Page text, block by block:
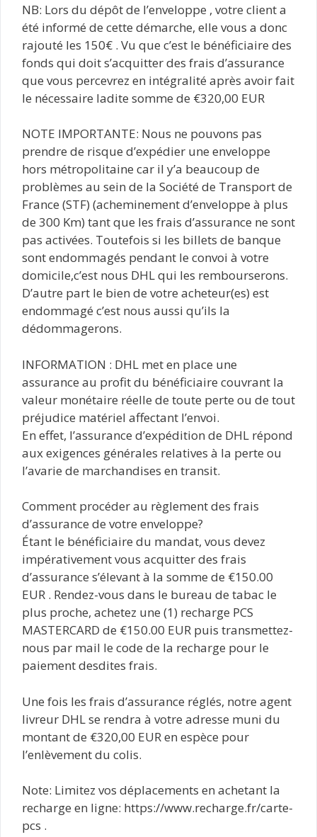
NB: Lors du dépôt de l’enveloppe , votre client a
été informé de cette démarche, elle vous a donc
rajouté les 150€ . Vu que c’est le bénéficiaire des
fonds qui doit s’acquitter des frais d’assurance
que vous percevrez en intégralité après avoir fait
le nécessaire ladite somme de €320,00 EUR
NOTE IMPORTANTE: Nous ne pouvons pas
prendre de risque d’expédier une enveloppe
hors métropolitaine car il y’a beaucoup de
problèmes au sein de la Société de Transport de
France (STF) (acheminement d’enveloppe à plus
de 300 Km) tant que les frais d’assurance ne sont
pas activées. Toutefois si les billets de banque
sont endommagés pendant le convoi à votre
domicile,c’est nous DHL qui les rembourserons.
D’autre part le bien de votre acheteur(es) est
endommagé c’est nous aussi qu’ils la
dédommagerons.
INFORMATION : DHL met en place une
assurance au profit du bénéficiaire couvrant la
valeur monétaire réelle de toute perte ou de tout
préjudice matériel affectant l’envoi.
En effet, l’assurance d’expédition de DHL répond
aux exigences générales relatives à la perte ou
l’avarie de marchandises en transit.
Comment procéder au règlement des frais
d’assurance de votre enveloppe?
Étant le bénéficiaire du mandat, vous devez
impérativement vous acquitter des frais
d’assurance s’élevant à la somme de €150.00
EUR . Rendez-vous dans le bureau de tabac le
plus proche, achetez une (1) recharge PCS
MASTERCARD de €150.00 EUR puis transmettez-
nous par mail le code de la recharge pour le
paiement desdites frais.
Une fois les frais d’assurance réglés, notre agent
livreur DHL se rendra à votre adresse muni du
montant de €320,00 EUR en espèce pour
l’enlèvement du colis.
Note: Limitez vos déplacements en achetant la
recharge en ligne: https://www.recharge.fr/carte-
pcs .